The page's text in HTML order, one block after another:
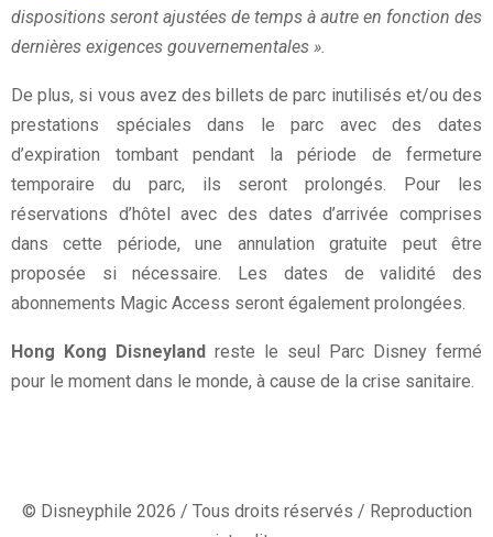
dispositions seront ajustées de temps à autre en fonction des
dernières exigences gouvernementales ».
De plus, si vous avez des billets de parc inutilisés et/ou des
prestations spéciales dans le parc avec des dates
d’expiration tombant pendant la période de fermeture
temporaire du parc, ils seront prolongés. Pour les
réservations d’hôtel avec des dates d’arrivée comprises
dans cette période, une annulation gratuite peut être
proposée si nécessaire. Les dates de validité des
abonnements Magic Access seront également prolongées.
Hong Kong Disneyland reste le seul Parc Disney fermé
pour le moment dans le monde, à cause de la crise sanitaire.
© Disneyphile 2026 / Tous droits réservés / Reproduction